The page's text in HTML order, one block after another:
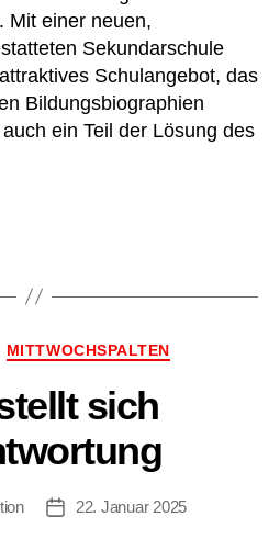
Mit einer neuen,
Sekundarschule
Schulangebot, das
Bildungsbiographien
ein Teil der Lösung des
Kategorien
MITTWOCHSPALTEN
sich
Beitragsdatum
22. Januar 2025